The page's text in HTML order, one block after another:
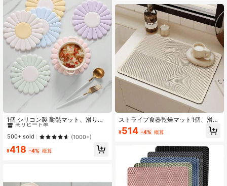
1個 シリコン製 耐熱マット、滑り止
め、キッチンカウンターに最適、熱
い食器を置くのに最適。モダンデザ
イン、鍋やフライパンを置くことが
できます。シック なデイジー柄シリ
コンプレースマット、耐熱性があ
高リピート率
#2 ベストセラー
高リピート率
#2 ベストセラー
高リピート率
#2 ベストセラー
に シリコーン 鍋つかみとオーブンミット
高リピート率
500+ sold (1000+)
¥418 -4% 概算
ストライプ食器乾燥マット1個、滑り
止めキッチンカウンターマット、シ
ンクとカウンタートップ用の吸収性
燥ラックに適合
¥514 -4% 概算